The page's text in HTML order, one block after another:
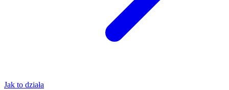
Jak to działa